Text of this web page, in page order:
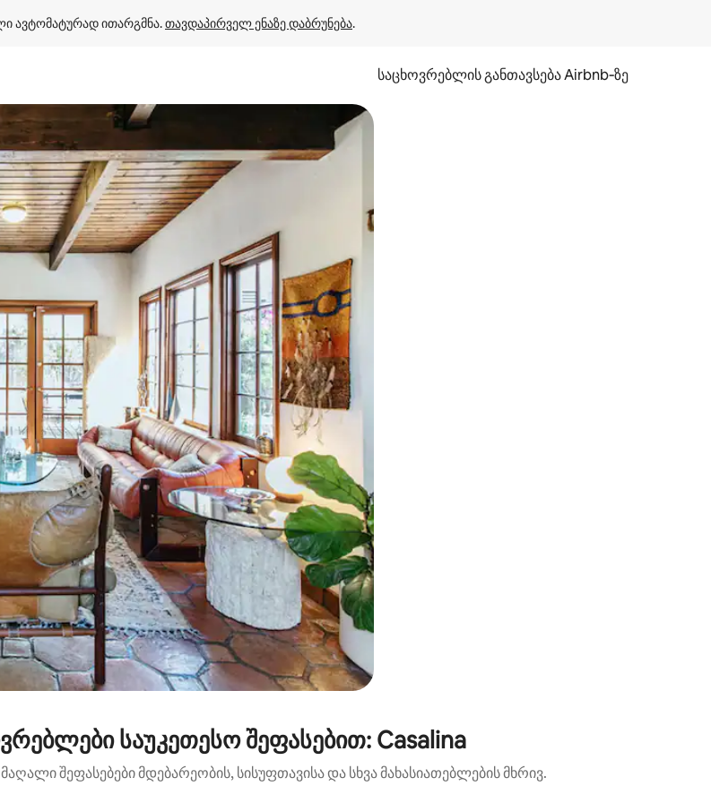
ავტომატურად ითარგმნა. თავდაპირველ ენაზე დაბრუნება.
საცხოვრებლის განთავსება Airbnb‑ზე
კლავიშები ზემოთ/ქვემოთ მიმართული ისრებით ან შეხებისა თუ თითის გასმის ჟესტები.
საუკეთესო შეფასებით: Casalina
შეფასებები მდებარეობის, სისუფთავისა და სხვა მახასიათებლების მხრივ.